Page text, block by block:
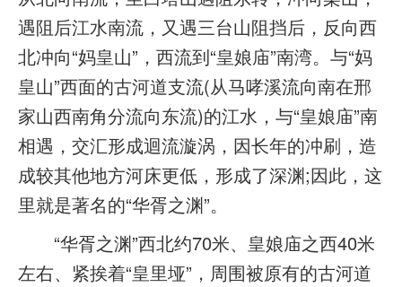
遇阻后江水南流，又遇三台山阻挡后，反向西
北冲向“妈皇山”，西流到“皇娘庙”南湾。与“妈
皇山”西面的古河道支流(从马哮溪流向南在邢
家山西南角分流向东流)的江水，与“皇娘庙”南
相遇，交汇形成迴流漩涡，因长年的冲刷，造
成较其他地方河床更低，形成了深渊;因此，这
里就是著名的“华胥之渊”。
“华胥之渊”西北约70米、皇娘庙之西40米
左右、紧挨着“皇里垭”，周围被原有的古河道